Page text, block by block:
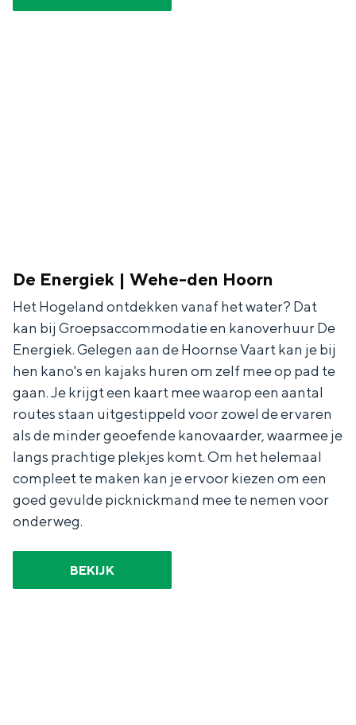
De Energiek | Wehe-den Hoorn
Het Hogeland ontdekken vanaf het water? Dat
kan bij Groepsaccommodatie en kanoverhuur De
Energiek. Gelegen aan de Hoornse Vaart kan je bij
hen kano's en kajaks huren om zelf mee op pad te
gaan. Je krijgt een kaart mee waarop een aantal
routes staan uitgestippeld voor zowel de ervaren
als de minder geoefende kanovaarder, waarmee je
langs prachtige plekjes komt. Om het helemaal
compleet te maken kan je ervoor kiezen om een
goed gevulde picknickmand mee te nemen voor
onderweg.
BEKIJK